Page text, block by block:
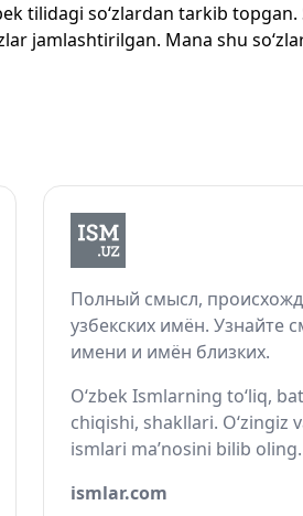
tilidagi so‘zlardan tarkib
jamlashtirilgan. Mana shu
Полный смысл,
узбекских имён. Узнайте
имени и имён близких.
O‘zbek Ismlarning to‘liq,
chiqishi, shakllari. O‘zingiz
ismlari ma’nosini bilib oling.
ismlar.com